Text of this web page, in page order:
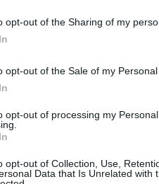
opt-out of the Sharing of my
opt-out of the Sale of my Personal
opt-out of processing my
opt-out of Collection, Use,
Data that Is Unrelated with
diskusija: Rusija –
pavojingą įprotį: tą